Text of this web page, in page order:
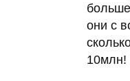
они с
10млн!